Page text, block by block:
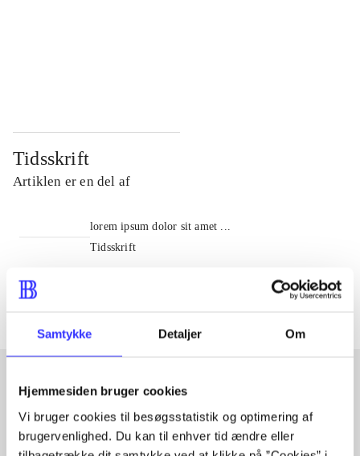
Samtykke Detaljer Om
Hjemmesiden bruger cookies
Vi bruger cookies til besøgsstatistik og optimering af
brugervenlighed. Du kan til enhver tid ændre eller
Tidsskrift
Artiklen er en del af
lorem ipsum dolor sit amet ...
Tidsskrift
Artikler med samme emner
Fra